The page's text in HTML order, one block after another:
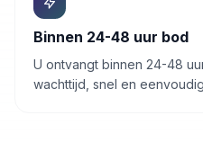
Binnen 24-48 uur bod
U ontvangt binnen 24-48
wachttijd, snel en